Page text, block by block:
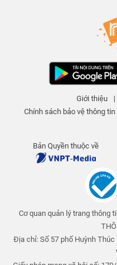
04:51
Giới thiệu |
Chính sách bảo vệ thông
Bản Quyền thuộc về
Cơ quan quản lý trang thông
Địa chỉ: Số 57 phố Huỳnh